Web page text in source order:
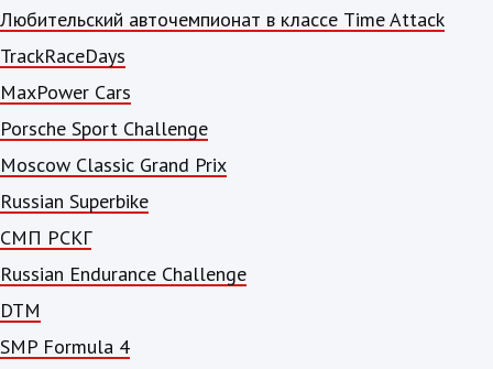
Любительский авточемпионат в классе Time Attack
TrackRaceDays
MaxPower Cars
Porsche Sport Challenge
Moscow Classic Grand Prix
Russian Superbike
СМП РСКГ
Russian Endurance Challenge
DTM
SMP Formula 4